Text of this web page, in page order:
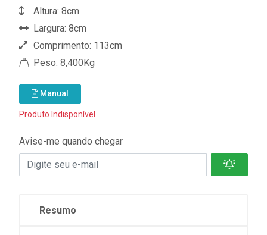
Altura: 8cm
Largura: 8cm
Comprimento: 113cm
Peso: 8,400Kg
Manual
Produto Indisponível
Avise-me quando chegar
Resumo